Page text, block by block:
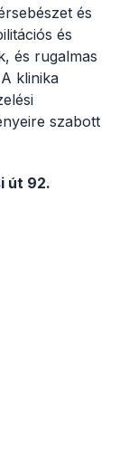
és
és
és rugalmas
klinika
szabott
út 92.